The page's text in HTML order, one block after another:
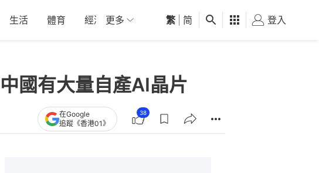
生活 體育 經濟 01深圳 觀點 健康 好食玩飛
更多 繁 简 登入
國有大量自產AI晶片
在Google
追蹤《香港01》
38